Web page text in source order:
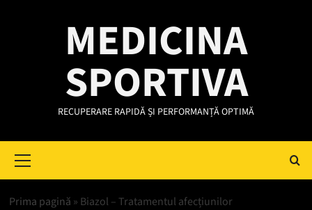
MEDICINA
SPORTIVA
RECUPERARE RAPIDĂ ȘI PERFORMANȚĂ OPTIMĂ
Menu
Prima pagină » Biazol – Tratamentul afecțiunilor